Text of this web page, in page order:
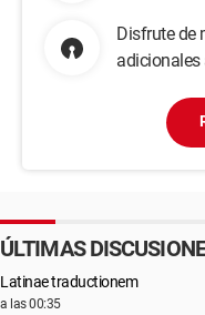
Disfrute de
adicionales
ÚLTIMAS
Latinae traductionem
a las 00:35